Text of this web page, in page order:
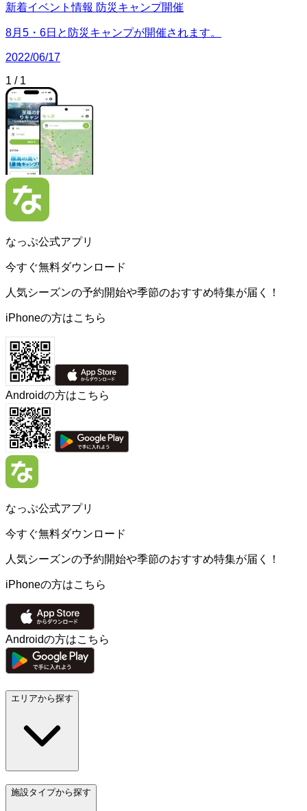
新着イベント情報 防災キャンプ開催
8月5・6日と防災キャンプが開催されます。
2022/06/17
1 / 1
なっぷ公式アプリ
今すぐ無料ダウンロード
人気シーズンの予約開始や季節のおすすめ特集が届く！
iPhoneの方はこちら
Androidの方はこちら
なっぷ公式アプリ
今すぐ無料ダウンロード
人気シーズンの予約開始や季節のおすすめ特集が届く！
iPhoneの方はこちら
Androidの方はこちら
エリアから探す
施設タイプから探す